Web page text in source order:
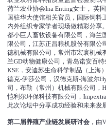
荷兰农业协会Ina Enting女士， 英
国驻华大使馆相关官员，国际饲料
内外组织专家学者现场做精彩分享
都小巨人畜牧设备有限公司，海兰
限公司，江苏正昌粮机股份有限公
德机械有限公司，常州市宏寰机械
兰GD动物健康公司，青岛诺安百
KSE，安迪苏生命科学制品（上海
德克-伊莎公司，汉德克斯-海波尔
司，布勒（常州）机械有限公司，
恺利尔环保科技有限公司，
此次论坛中分享成功经验和未来发
第二届养殖产业链发展研讨会 ，由